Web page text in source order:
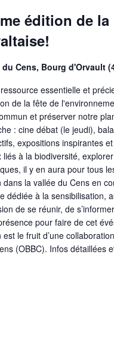
édition de
du Cens, Bourg d'Orvault
ressource essentielle et
de la fête de
et préserver notre
: cine débat (le jeudi),
expositions inspirantes
liés à la biodiversité,
il y en aura pour tous
dans la vallée du Cens en
dédiée à la sensibilisation,
de se réunir, de
pour faire de cet
est le fruit d’une
(OBBC). Infos détaillées